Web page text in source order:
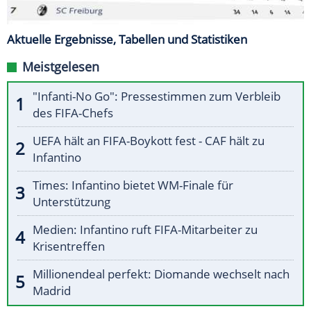
Aktuelle Ergebnisse, Tabellen und Statistiken
Meistgelesen
"Infanti-No Go": Pressestimmen zum Verbleib
des FIFA-Chefs
UEFA hält an FIFA-Boykott fest - CAF hält zu
Infantino
Times: Infantino bietet WM-Finale für
Unterstützung
Medien: Infantino ruft FIFA-Mitarbeiter zu
Krisentreffen
Millionendeal perfekt: Diomande wechselt nach
Madrid